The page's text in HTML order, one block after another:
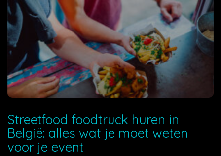
Streetfood foodtruck huren in
België: alles wat je moet weten
voor je event